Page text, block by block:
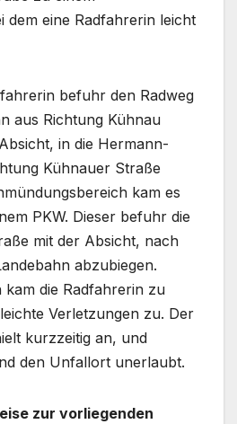
dem eine Radfahrerin leicht
befuhr den Radweg
aus Richtung Kühnau
in die Hermann-
Kühnauer Straße
kam es
PKW. Dieser befuhr die
mit der Absicht, nach
abzubiegen.
kam die Radfahrerin zu
Verletzungen zu. Der
kurzzeitig an, und
den Unfallort unerlaubt.
zur vorliegenden